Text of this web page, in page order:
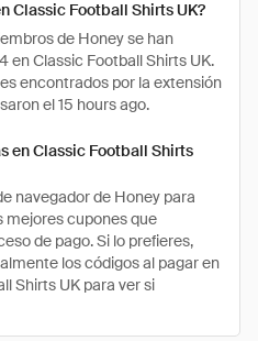
Classic Football Shirts UK?
de Honey se han
en Classic Football Shirts UK.
encontrados por la extensión
el 15 hours ago.
en Classic Football Shirts
navegador de Honey para
cupones que
de pago. Si lo prefieres,
los códigos al pagar en
Shirts UK para ver si